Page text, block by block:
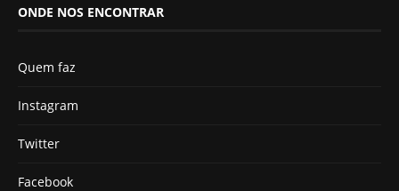
ONDE NOS ENCONTRAR
Quem faz
Instagram
Twitter
Facebook